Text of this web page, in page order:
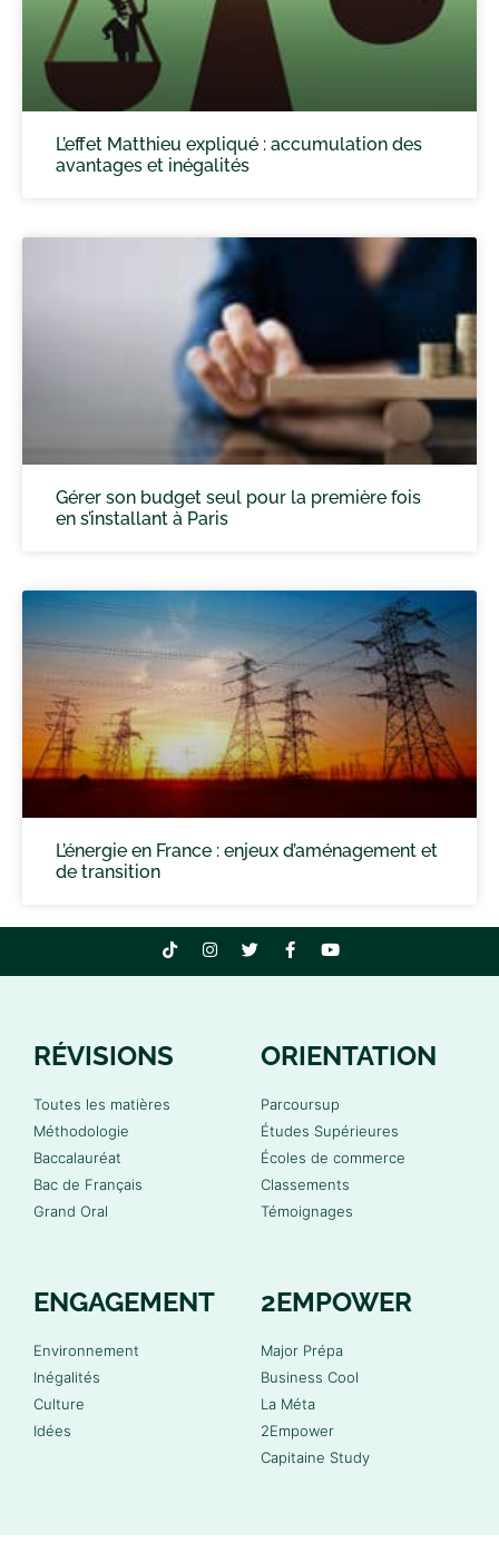
L’effet Matthieu expliqué : accumulation des
avantages et inégalités
Gérer son budget seul pour la première fois
en s’installant à Paris
L’énergie en France : enjeux d’aménagement et
de transition
RÉVISIONS
Toutes les matières
Méthodologie
Baccalauréat
Bac de Français
Grand Oral
ORIENTATION
Parcoursup
Études Supérieures
Écoles de commerce
Classements
Témoignages
ENGAGEMENT
Environnement
Inégalités
Culture
Idées
2EMPOWER
Major Prépa
Business Cool
La Méta
2Empower
Capitaine Study